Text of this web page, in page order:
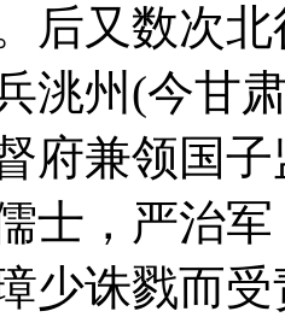
后又数次
洮州(今甘
府兼领国
士，严治
少诛戮而